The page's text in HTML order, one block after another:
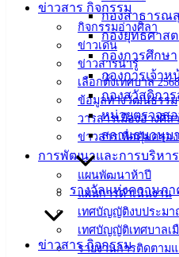
ข่าวสาร กิจกรรม
กิจกรรมอ่างศิลา
ข่าวเด่น
ข่าวสารน่ารู้
เลือกตั้งเทศบาล 2568
ข้อมูลทางวัฒนธรรม
วารสารเมืองอ่างศิลา
ข่าวสารเพื่อคุ้มครอ
การพัฒนาและการบริหาร
แผนพัฒนาห้าปี
แผนการดำเนินงาน
เทศบัญญัติงบประมา
เทศบัญญัติเทศบาลเ
รายงานการติดตาม
กองสาธารณ
กองยุทธศาส
กองการศึกษา
กองการเจ้าห
กองสวัสดิกา
หน่วยตรวจส
สถานธนานุบ
รางวัลแห่งความภ
ข่าวสาร กิจกรรม
เทศบาล
เมืองอ่าง
สำนักงาน
เทศบาลเมือง
อ่างศิลา 90/338
ม.3 ต.เสม็ด
อ.เมือง จ.ชลบุรี